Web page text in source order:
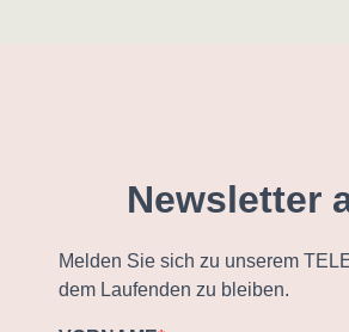
Newsletter
Melden Sie sich zu unserem
dem Laufenden zu bleiben.